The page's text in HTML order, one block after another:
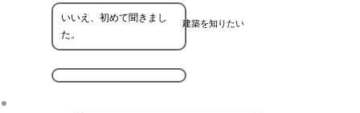
建築を知りたい
いいえ、初めて聞きまし
た。